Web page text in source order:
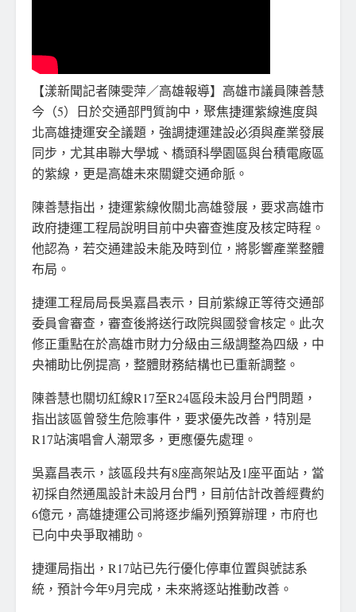
【漾新聞記者陳雯萍／高雄報導】高雄市議員陳善慧
今（5）日於交通部門質詢中，聚焦捷運紫線進度與
北高雄捷運安全議題，強調捷運建設必須與產業發展
同步，尤其串聯大學城、橋頭科學園區與台積電廠區
的紫線，更是高雄未來關鍵交通命脈。
陳善慧指出，捷運紫線攸關北高雄發展，要求高雄市
政府捷運工程局說明目前中央審查進度及核定時程。
他認為，若交通建設未能及時到位，將影響產業整體
布局。
捷運工程局局長吳嘉昌表示，目前紫線正等待交通部
委員會審查，審查後將送行政院與國發會核定。此次
修正重點在於高雄市財力分級由三級調整為四級，中
央補助比例提高，整體財務結構也已重新調整。
陳善慧也關切紅線R17至R24區段未設月台門問題，
指出該區曾發生危險事件，要求優先改善，特別是
R17站演唱會人潮眾多，更應優先處理。
吳嘉昌表示，該區段共有8座高架站及1座平面站，當
初採自然通風設計未設月台門，目前估計改善經費約
6億元，高雄捷運公司將逐步編列預算辦理，市府也
已向中央爭取補助。
捷運局指出，R17站已先行優化停車位置與號誌系
統，預計今年9月完成，未來將逐站推動改善。